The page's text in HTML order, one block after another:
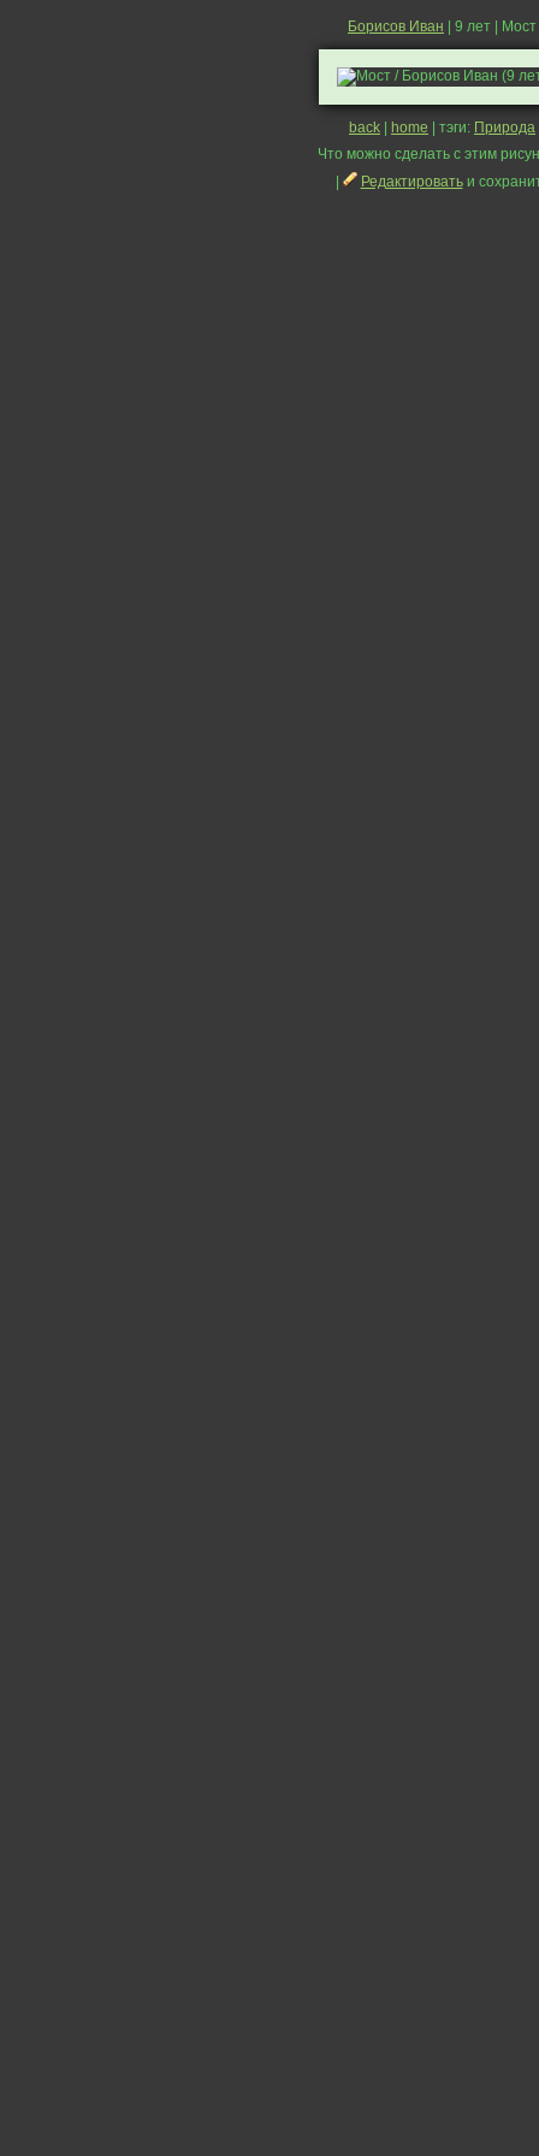
Борисов Иван | 9 лет | Мост
back home | тэги: Природа
Что можно сделать с этим
Редактироватьи